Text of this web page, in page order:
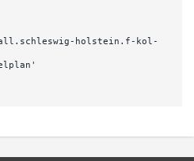
holstein.f-kol-